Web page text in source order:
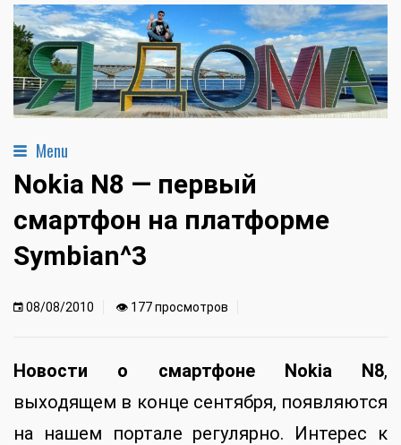
Menu
Nokia N8 — первый
смартфон на платформе
Symbian^3
08/08/2010 👁 177 просмотров
Новости о смартфоне Nokia N8,
выходящем в конце сентября, появляются
на нашем портале регулярно. Интерес к